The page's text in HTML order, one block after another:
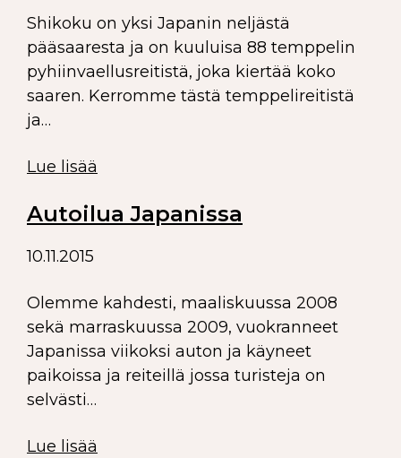
Shikoku on yksi Japanin neljästä
pääsaaresta ja on kuuluisa 88 temppelin
pyhiinvaellusreitistä, joka kiertää koko
saaren. Kerromme tästä temppelireitistä
ja…
Lue lisää
Autoilua Japanissa
10.11.2015
Olemme kahdesti, maaliskuussa 2008
sekä marraskuussa 2009, vuokranneet
Japanissa viikoksi auton ja käyneet
paikoissa ja reiteillä jossa turisteja on
selvästi…
Lue lisää